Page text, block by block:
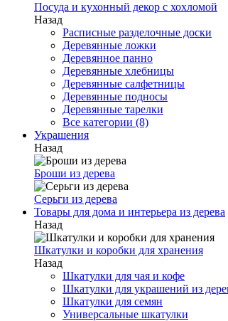
Посуда и кухонный декор с хохломой
Назад
Расписные разделочные доски
Деревянные ложки
Деревянное панно
Деревянные хлебницы
Деревянные салфетницы
Деревянные подносы
Деревянные тарелки
Все категории (8)
Украшения
Назад
Броши из дерева
Серьги из дерева
Товары для дома и интерьера из дерева
Назад
Шкатулки и коробки для хранения
Назад
Шкатулки для чая и кофе
Шкатулки для украшений из
Шкатулки для семян
Универсальные шкатулки